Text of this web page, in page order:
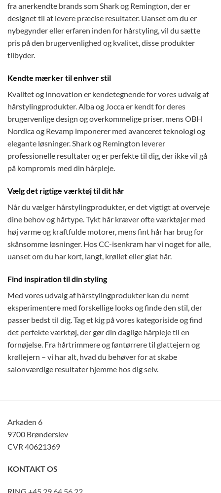
fra anerkendte brands som Shark og Remington, der er
designet til at levere præcise resultater. Uanset om du er
nybegynder eller erfaren inden for hårstyling, vil du sætte
pris på den brugervenlighed og kvalitet, disse produkter
tilbyder.
Kendte mærker til enhver stil
Kvalitet og innovation er kendetegnende for vores udvalg af
hårstylingprodukter. Alba og Jocca er kendt for deres
brugervenlige design og overkommelige priser, mens OBH
Nordica og Revamp imponerer med avanceret teknologi og
elegante løsninger. Shark og Remington leverer
professionelle resultater og er perfekte til dig, der ikke vil gå
på kompromis med din hårpleje.
Vælg det rigtige værktøj til dit hår
Når du vælger hårstylingprodukter, er det vigtigt at overveje
dine behov og hårtype. Tykt hår kræver ofte værktøjer med
høj varme og kraftfulde motorer, mens fint hår har brug for
skånsomme løsninger. Hos CC-isenkram har vi noget for alle,
uanset om du har kort, langt, krøllet eller glat hår.
Find inspiration til din styling
Med vores udvalg af hårstylingprodukter kan du nemt
eksperimentere med forskellige looks og finde den stil, der
passer bedst til dig. Tag et kig på vores kategoriside og find
det perfekte værktøj, der gør din daglige hårpleje til en
fornøjelse. Fra hårtrimmere og føntørrere til glattejern og
krøllejern – vi har alt, hvad du behøver for at skabe
salonværdige resultater hjemme hos dig selv.
Arkaden 6
9700 Brønderslev
CVR 40621369
KONTAKT OS